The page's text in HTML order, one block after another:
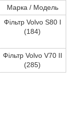
Марка / Модель
Фільтр Volvo S80 I
(184)
Фільтр Volvo V70 II
(285)